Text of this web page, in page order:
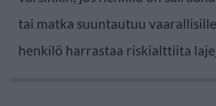
tai matka suuntautuu
henkilö harrastaa riskialttiita